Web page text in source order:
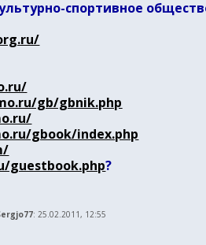
спортивное
gb/gbnik.php
gbook/index.php
guestbook.php?
: 25.02.2011, 12:55